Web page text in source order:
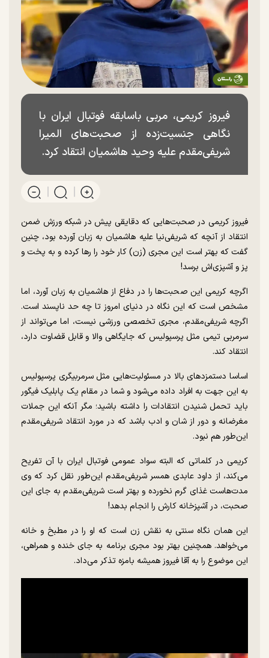
فیروز کریمی، مربی باسابقه فوتبال ایران با
نگاهی جنسیت‌زده از صحبت‌های المیرا
شریفی‌مقدم علیه وحید هاشمیان انتقاد کرد.
فیروز کریمی در صحبت‌هایی که دقایقی پیش در شبکه ورزش ضمن
انتقاد از آنچه که شریفی‌نیا علیه هاشمیان به زبان آورده بود، چنین
گفت که بهتر است این مجری (زن) کار خود را رها کرده و به پخت و
پز و آشپزی‌اش برسد!
اگرچه کریمی این صحبت‌ها را در دفاع از هاشمیان به زبان آورد، اما
مشخص است که این نگاه در دنیای امروز تا چه حد ناپسند است.
اگرچه شریفی‌مقدم، مجری تخصصی ورزشی نیست، اما می‌تواند از
سرمربی تیمی مثل پرسپولیس که جایگاهی والا و قابل قضاوت دارد،
انتقاد کند.
اساسا دستمزد‌های بالا در مسئولیت‌هایی مثل سرمربیگری پرسپولیس
به این جهت به افراد داده می‌شود و شما در مقام یک پابلیک فیگور
باید تحمل شنیدن انتقادات را داشته باشید؛ مگر آنکه این جملات
مغرضانه و دور از شان و ادب باشد که در مورد انتقاد شریفی‌مقدم
این‌طور هم نبود.
کریمی در کلماتی که البته سواد عمومی فوتبال ایران با آن تفریح
می‌کند، از داود عابدی همسر شریفی‌مقدم این‌طور نقل کرد که وی
مدت‌هاست غذای گرم نخورده و بهتر است شریفی‌مقدم به جای این
صحبت، در آشپزخانه کارش را انجام بدهد!
این همان نگاه سنتی به نقش زن است که او را در مطبخ و خانه
می‌خواهد. همچنین بهتر بود مجری برنامه به جای خنده و همراهی،
این موضوع را به آقا فیروز همیشه بامزه تذکر می‌داد.